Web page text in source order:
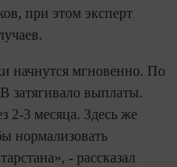
при этом эксперт
начнутся мгновенно. По
затягивало выплаты.
2-3 месяца. Здесь же
нормализовать
- рассказал